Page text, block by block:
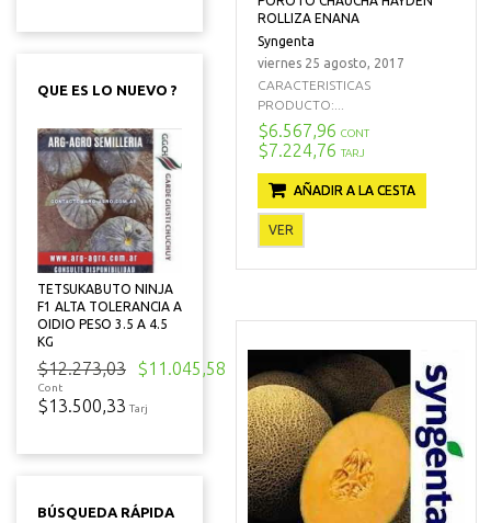
QUE ES LO NUEVO ?
TETSUKABUTO NINJA
F1 ALTA TOLERANCIA A
OIDIO PESO 3.5 A 4.5
KG
$12.273,03 $11.045,58
Cont
$13.500,33 Tarj
BÚSQUEDA RÁPIDA
ROLLIZA ENANA
Syngenta
viernes 25 agosto, 2017
CARACTERISTICAS
PRODUCTO:...
$6.567,96 CONT
$7.224,76 TARJ
AÑADIR A LA CESTA
VER